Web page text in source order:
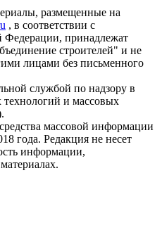
размещенные на
, в соответствии с
Федерации, принадлежат
строителей" и не
лицами без письменного
службой по надзору в
и массовых
массовой информации
года. Редакция не несет
информации,